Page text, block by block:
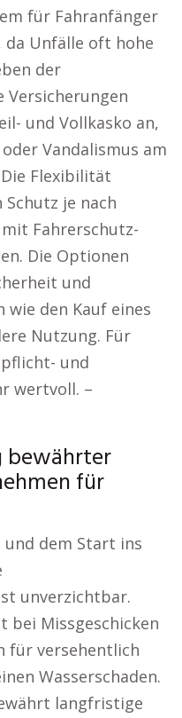
für Fahranfänger
da Unfälle oft hohe
der
Versicherungen
und Vollkasko an,
Vandalismus am
Flexibilität
je nach
Fahrerschutz-
Die Optionen
und
den Kauf eines
Nutzung. Für
und
wertvoll. –
bewährter
für
und dem Start ins
unverzichtbar.
bei Missgeschicken
für versehentlich
Wasserschaden.
langfristige